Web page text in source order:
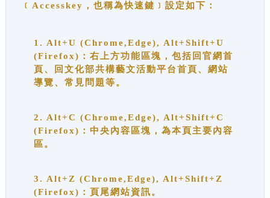
﹝Accesskey，也稱為快速鍵﹞設定如下：
1. Alt+U (Chrome,Edge), Alt+Shift+U
(Firefox)：右上方功能區塊，包括回官網首
頁、回文化部共構藝文活動平台首頁、網站
導覽、常見問題等。
2. Alt+C (Chrome,Edge), Alt+Shift+C
(Firefox)：中央內容區塊，為本頁主要內容
區。
3. Alt+Z (Chrome,Edge), Alt+Shift+Z
(Firefox)：頁尾網站資訊。